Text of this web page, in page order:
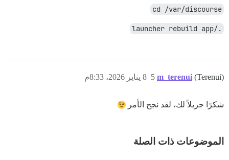
cd /var/discourse
./launcher rebuild app
m_terenui (Terenui) 8 يناير 2026، 8:33م 5
شكرًا جزيلاً لك، لقد نجح الأمر
الموضوعات ذات الصلة